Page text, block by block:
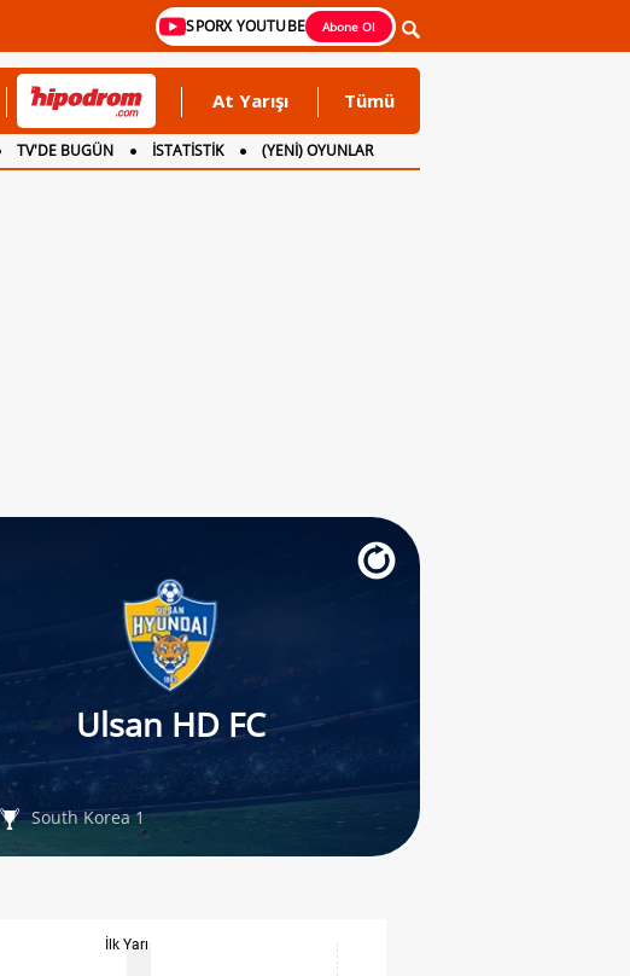
SPORX YOUTUBE Abone Ol
At Yarışı Tümü
TV'DE BUGÜN İSTATİSTİK
(YENİ) OYUNLAR
Ulsan HD FC
South Korea 1
İlk Yarı